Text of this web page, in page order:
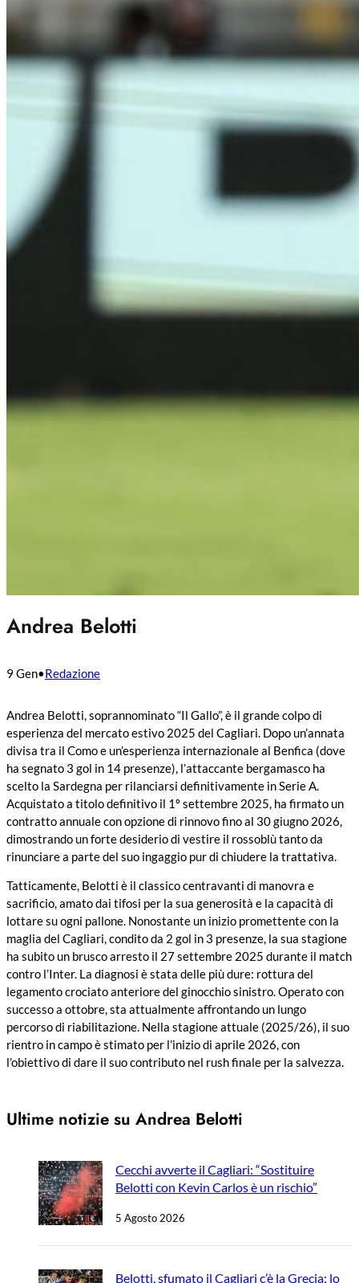
Andrea Belotti
9 Gen•Redazione
Andrea Belotti, soprannominato “Il Gallo”, è il grande colpo di
esperienza del mercato estivo 2025 del Cagliari. Dopo un’annata
divisa tra il Como e un’esperienza internazionale al Benfica (dove
ha segnato 3 gol in 14 presenze), l’attaccante bergamasco ha
scelto la Sardegna per rilanciarsi definitivamente in Serie A.
Acquistato a titolo definitivo il 1º settembre 2025, ha firmato un
contratto annuale con opzione di rinnovo fino al 30 giugno 2026,
dimostrando un forte desiderio di vestire il rossoblù tanto da
rinunciare a parte del suo ingaggio pur di chiudere la trattativa.
Tatticamente, Belotti è il classico centravanti di manovra e
sacrificio, amato dai tifosi per la sua generosità e la capacità di
lottare su ogni pallone. Nonostante un inizio promettente con la
maglia del Cagliari, condito da 2 gol in 3 presenze, la sua stagione
ha subito un brusco arresto il 27 settembre 2025 durante il match
contro l’Inter. La diagnosi è stata delle più dure: rottura del
legamento crociato anteriore del ginocchio sinistro. Operato con
successo a ottobre, sta attualmente affrontando un lungo
percorso di riabilitazione. Nella stagione attuale (2025/26), il suo
rientro in campo è stimato per l’inizio di aprile 2026, con
l’obiettivo di dare il suo contributo nel rush finale per la salvezza.
Ultime notizie su Andrea Belotti
Cecchi avverte il Cagliari: “Sostituire
Belotti con Kevin Carlos è un rischio”
5 Agosto 2026
Belotti, sfumato il Cagliari c’è la Grecia: lo